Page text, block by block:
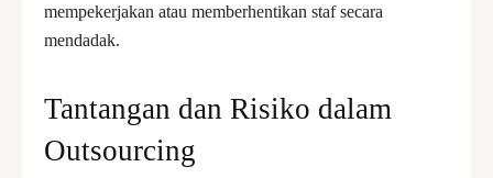
mempekerjakan atau memberhentikan staf secara
mendadak.
Tantangan dan Risiko dalam
Outsourcing